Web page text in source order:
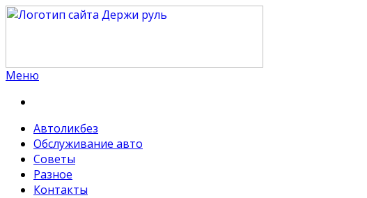
Меню
Автоликбез
Обслуживание авто
Советы
Разное
Контакты